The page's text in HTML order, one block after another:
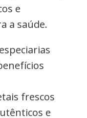
e
a saúde.
frescos
e